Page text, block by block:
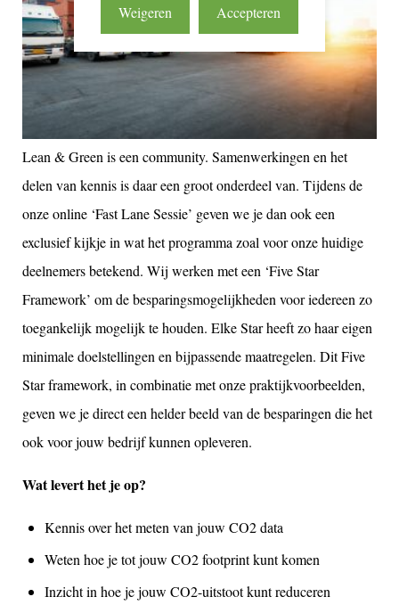
Lean & Green is een community. Samenwerkingen en het
delen van kennis is daar een groot onderdeel van. Tijdens de
onze online ‘Fast Lane Sessie’ geven we je dan ook een
exclusief kijkje in wat het programma zoal voor onze huidige
deelnemers betekend. Wij werken met een ‘Five Star
Framework’ om de besparingsmogelijkheden voor iedereen zo
toegankelijk mogelijk te houden. Elke Star heeft zo haar eigen
minimale doelstellingen en bijpassende maatregelen. Dit Five
Star framework, in combinatie met onze praktijkvoorbeelden,
geven we je direct een helder beeld van de besparingen die het
ook voor jouw bedrijf kunnen opleveren.
Wat levert het je op?
Kennis over het meten van jouw CO2 data
Weten hoe je tot jouw CO2 footprint kunt komen
Inzicht in hoe je jouw CO2-uitstoot kunt reduceren
Weigeren Accepteren